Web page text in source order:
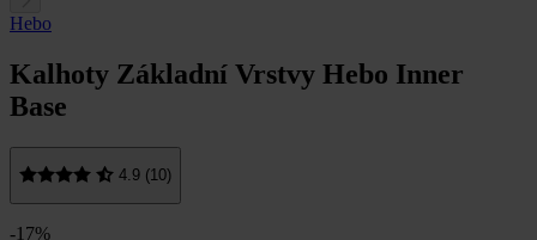
Hebo
Kalhoty Základní Vrstvy Hebo Inner
Base
4.9 (10)
-17%